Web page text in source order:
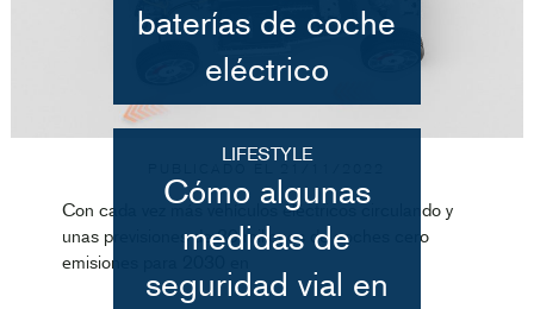
baterías de coche
eléctrico
Con cada vez más vehículos eléctricos circulando y
unas previsiones de 30 millones de coches cero
emisiones para 2030 en
LIFESTYLE
Cómo algunas
medidas de
seguridad vial en